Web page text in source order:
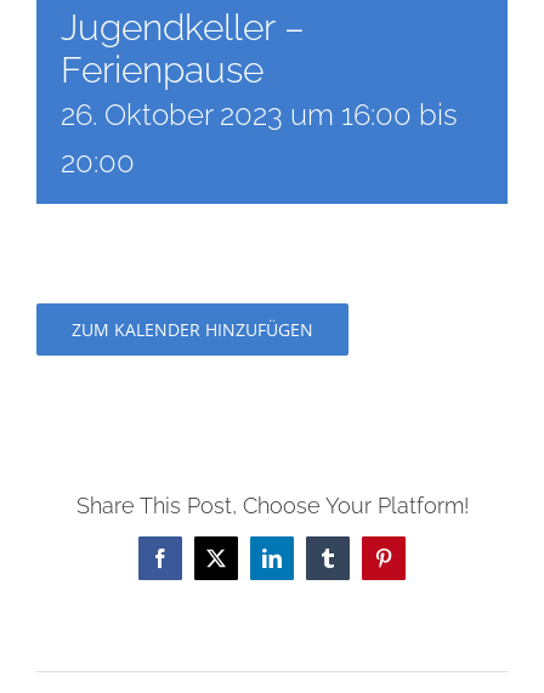
Jugendkeller –
Ferienpause
26. Oktober 2023 um 16:00 bis
20:00
ZUM KALENDER HINZUFÜGEN
Share This Post, Choose Your Platform!
Facebook
X LinkedInTumblrPinterest